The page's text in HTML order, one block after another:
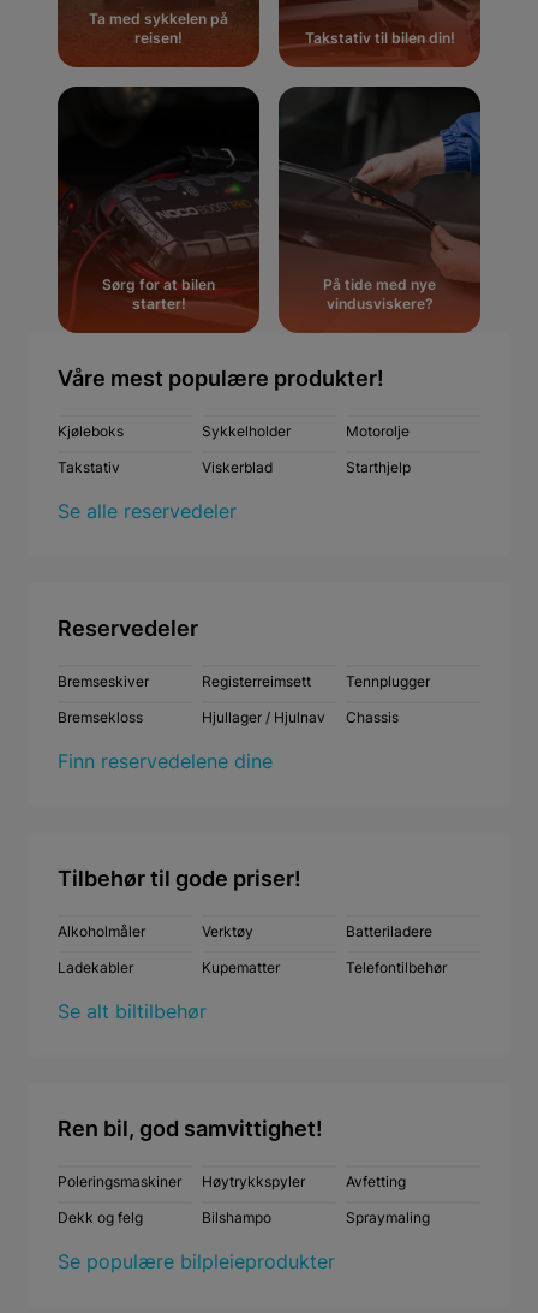
Ta med sykkelen på
reisen!
Takstativ til bilen din!
Sørg for at bilen
starter!
På tide med nye
vindusviskere?
Våre mest populære produkter!
Kjøleboks Sykkelholder
Motorolje
Takstativ
Viskerblad Starthjelp
Se alle reservedeler
Reservedeler
Bremseskiver Registerreimsett
Tennplugger
Bremsekloss
Hjullager / Hjulnav Chassis
Finn reservedelene dine
Tilbehør til gode priser!
Alkoholmåler Verktøy
Batteriladere
Ladekabler
Kupematter Telefontilbehør
Se alt biltilbehør
Ren bil, god samvittighet!
Poleringsmaskiner Høytrykkspyler
Avfetting
Dekk og felg
Bilshampo Spraymaling
Se populære bilpleieprodukter